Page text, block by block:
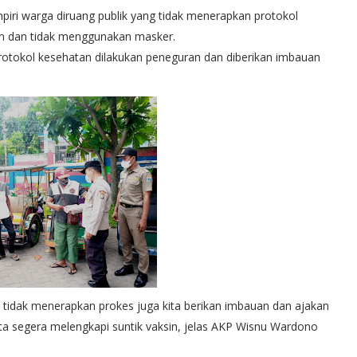
warga diruang publik yang tidak menerapkan protokol
tidak menggunakan masker.
kesehatan dilakukan peneguran dan diberikan imbauan
menerapkan prokes juga kita berikan imbauan dan ajakan
melengkapi suntik vaksin, jelas AKP Wisnu Wardono